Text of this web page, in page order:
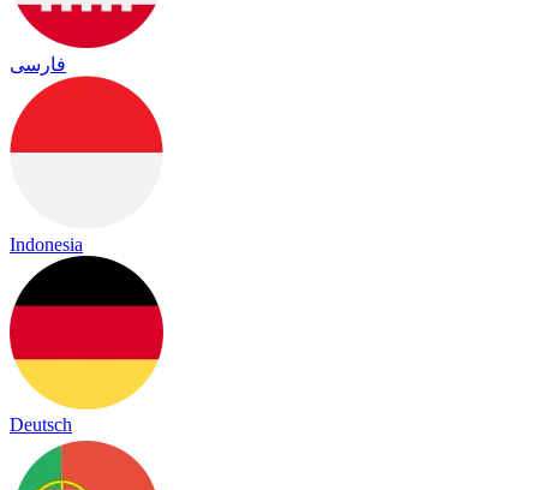
فارسی
Indonesia
Deutsch